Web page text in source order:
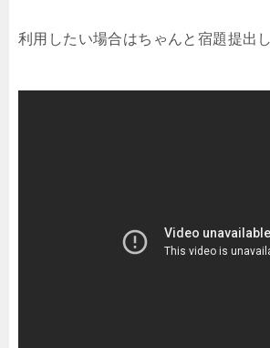
利用したい場合はちゃんと宿題提出し